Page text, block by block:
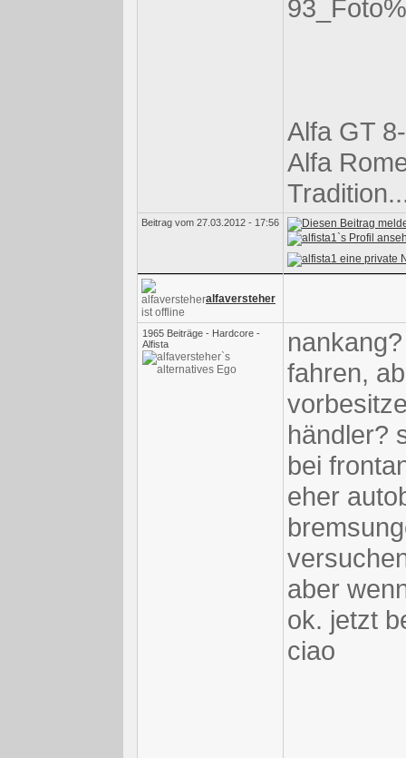
Alfa GT
Alfa
Beitrag vom 27.03.2012 - 17:56
alfaversteher
1965 Beiträge - Hardcore -
Alfista
fahren,
händler?
bei
eher
aber
ok. jetzt
ciao